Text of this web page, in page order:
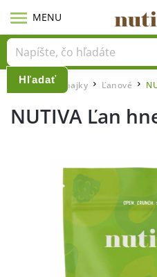
Hľadať
Domov / Raňajky / Ľanové /
NUTIVA Ľan